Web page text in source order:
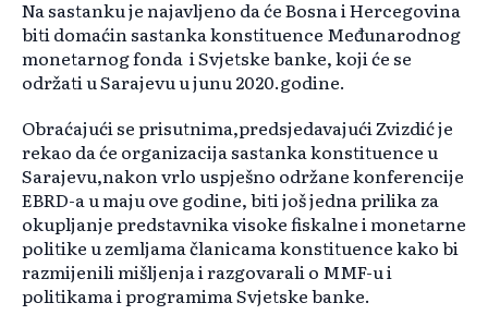
Na sastanku je najavljeno da će Bosna i Hercegovina
biti domaćin sastanka konstituence Međunarodnog
monetarnog fonda i Svjetske banke, koji će se
održati u Sarajevu u junu 2020.godine.
Obraćajući se prisutnima,predsjedavajući Zvizdić je
rekao da će organizacija sastanka konstituence u
Sarajevu,nakon vrlo uspješno održane konferencije
EBRD-a u maju ove godine, biti još jedna prilika za
okupljanje predstavnika visoke fiskalne i monetarne
politike u zemljama članicama konstituence kako bi
razmijenili mišljenja i razgovarali o MMF-u i
politikama i programima Svjetske banke.